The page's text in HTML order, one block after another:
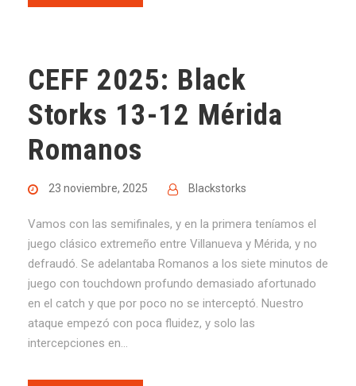
CEFF 2025: Black
Storks 13-12 Mérida
Romanos
23 noviembre, 2025 Blackstorks
Vamos con las semifinales, y en la primera teníamos el
juego clásico extremeño entre Villanueva y Mérida, y no
defraudó. Se adelantaba Romanos a los siete minutos de
juego con touchdown profundo demasiado afortunado
en el catch y que por poco no se interceptó. Nuestro
ataque empezó con poca fluidez, y solo las
intercepciones en...